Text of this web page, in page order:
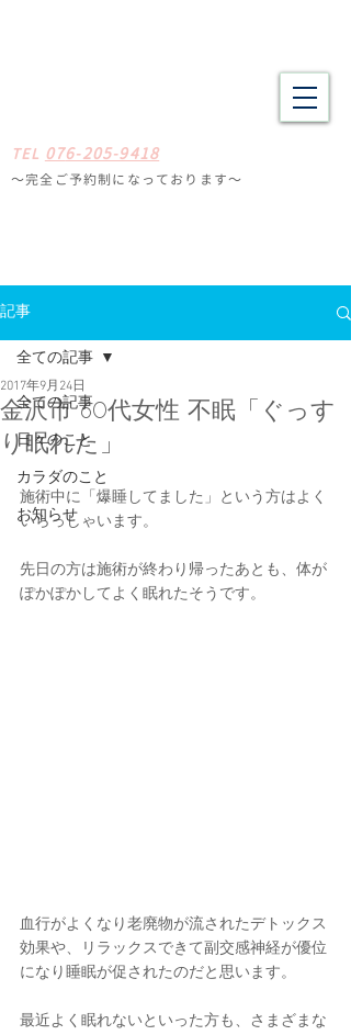
TEL 076-205-9418
〜完全ご予約制になっ ております〜
記事
全ての記事
日々のこと
カラダのこと
お知らせ
全ての記事
金沢市 60代女性 不眠「ぐっす
り眠れた」
2017年9月24日
施術中に「爆睡してました」という方はよく
いらっしゃいます。
先日の方は施術が終わり帰ったあとも、体が
ぽかぽかしてよく眠れたそうです。
血行がよくなり老廃物が流されたデトックス
効果や、リラックスできて副交感神経が優位
になり睡眠が促されたのだと思います。
最近よく眠れないといった方も、さまざまな